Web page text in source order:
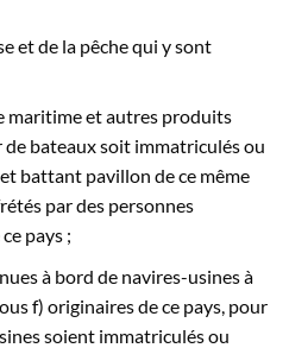
et de la pêche qui y sont
maritime et autres produits
bateaux soit immatriculés ou
bat­tant pavillon de ce même
par des personnes
pays ;
à bord de navires-usines à
f) originaires de ce pays, pour
soient immatriculés ou